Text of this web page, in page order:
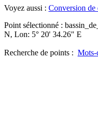
Voyez aussi : Conversion de
Point sélectionné :
N, Lon: 5° 20' 34.26" E
Recherche de points : Mots-